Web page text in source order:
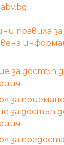
.
правила
за достъп
за
за достъп
за